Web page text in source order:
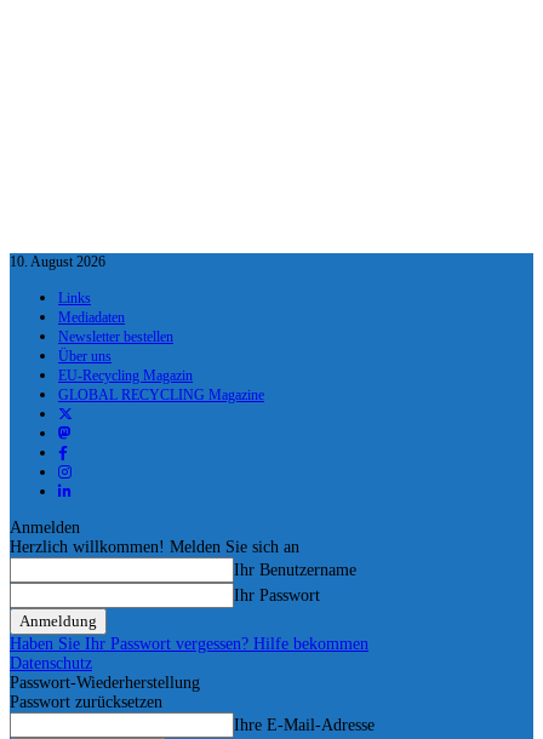
10. August 2026
Links
Mediadaten
Newsletter bestellen
Über uns
EU-Recycling Magazin
GLOBAL RECYCLING Magazine
Anmelden
Herzlich willkommen! Melden Sie sich an
Ihr Benutzername
Ihr Passwort
Haben Sie Ihr Passwort vergessen? Hilfe bekommen
Datenschutz
Passwort-Wiederherstellung
Passwort zurücksetzen
Ihre E-Mail-Adresse